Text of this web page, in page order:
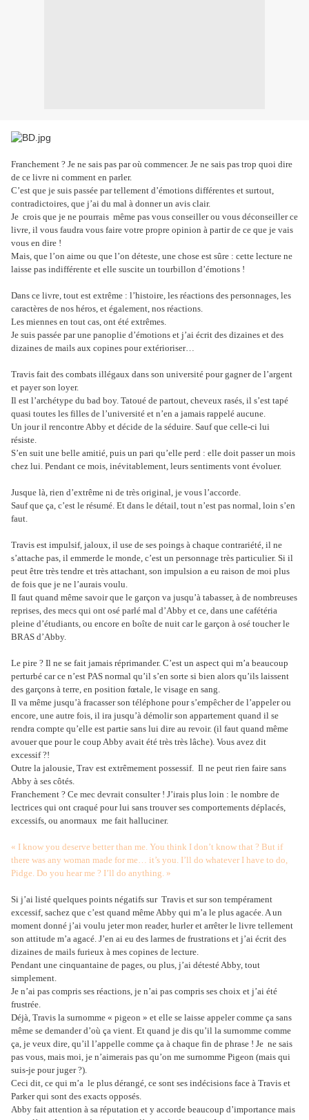
Franchement ? Je ne sais pas par où commencer. Je ne sais pas trop quoi dire
de ce livre ni comment en parler.
C’est que je suis passée par tellement d’émotions différentes et surtout,
contradictoires, que j’ai du mal à donner un avis clair.
Je crois que je ne pourrais même pas vous conseiller ou vous déconseiller ce
livre, il vous faudra vous faire votre propre opinion à partir de ce que je vais
vous en dire !
Mais, que l’on aime ou que l’on déteste, une chose est sûre : cette lecture ne
laisse pas indifférente et elle suscite un tourbillon d’émotions !
Dans ce livre, tout est extrême : l’histoire, les réactions des personnages, les
caractères de nos héros, et également, nos réactions.
Les miennes en tout cas, ont été extrêmes.
Je suis passée par une panoplie d’émotions et j’ai écrit des dizaines et des
dizaines de mails aux copines pour extérioriser…
Travis fait des combats illégaux dans son université pour gagner de l’argent
et payer son loyer.
Il est l’archétype du bad boy. Tatoué de partout, cheveux rasés, il s’est tapé
quasi toutes les filles de l’université et n’en a jamais rappelé aucune.
Un jour il rencontre Abby et décide de la séduire. Sauf que celle-ci lui
résiste.
S’en suit une belle amitié, puis un pari qu’elle perd : elle doit passer un mois
chez lui. Pendant ce mois, inévitablement, leurs sentiments vont évoluer.
Jusque là, rien d’extrême ni de très original, je vous l’accorde.
Sauf que ça, c’est le résumé. Et dans le détail, tout n’est pas normal, loin s’en
faut.
Travis est impulsif, jaloux, il use de ses poings à chaque contrariété, il ne
s’attache pas, il emmerde le monde, c’est un personnage très particulier. Si il
peut être très tendre et très attachant, son impulsion a eu raison de moi plus
de fois que je ne l’aurais voulu.
Il faut quand même savoir que le garçon va jusqu’à tabasser, à de nombreuses
reprises, des mecs qui ont osé parlé mal d’Abby et ce, dans une cafétéria
pleine d’étudiants, ou encore en boîte de nuit car le garçon à osé toucher le
BRAS d’Abby.
Le pire ? Il ne se fait jamais réprimander. C’est un aspect qui m’a beaucoup
perturbé car ce n’est PAS normal qu’il s’en sorte si bien alors qu’ils laissent
des garçons à terre, en position fœtale, le visage en sang.
Il va même jusqu’à fracasser son téléphone pour s’empêcher de l’appeler ou
encore, une autre fois, il ira jusqu’à démolir son appartement quand il se
rendra compte qu’elle est partie sans lui dire au revoir. (il faut quand même
avouer que pour le coup Abby avait été très très lâche). Vous avez dit
excessif ?!
Outre la jalousie, Trav est extrêmement possessif. Il ne peut rien faire sans
Abby à ses côtés.
Franchement ? Ce mec devrait consulter ! J’irais plus loin : le nombre de
lectrices qui ont craqué pour lui sans trouver ses comportements déplacés,
excessifs, ou anormaux me fait halluciner.
« I know you deserve better than me. You think I don’t know that ? But if
there was any woman made for me… it’s you. I’ll do whatever I have to do,
Pidge. Do you hear me ? I’ll do anything. »
Si j’ai listé quelques points négatifs sur Travis et sur son tempérament
excessif, sachez que c’est quand même Abby qui m’a le plus agacée. A un
moment donné j’ai voulu jeter mon reader, hurler et arrêter le livre tellement
son attitude m’a agacé. J’en ai eu des larmes de frustrations et j’ai écrit des
dizaines de mails furieux à mes copines de lecture.
Pendant une cinquantaine de pages, ou plus, j’ai détesté Abby, tout
simplement.
Je n’ai pas compris ses réactions, je n’ai pas compris ses choix et j’ai été
frustrée.
Déjà, Travis la surnomme « pigeon » et elle se laisse appeler comme ça sans
même se demander d’où ça vient. Et quand je dis qu’il la surnomme comme
ça, je veux dire, qu’il l’appelle comme ça à chaque fin de phrase ! Je ne sais
pas vous, mais moi, je n’aimerais pas qu’on me surnomme Pigeon (mais qui
suis-je pour juger ?).
Ceci dit, ce qui m’a le plus dérangé, ce sont ses indécisions face à Travis et
Parker qui sont des exacts opposés.
Abby fait attention à sa réputation et y accorde beaucoup d’importance mais